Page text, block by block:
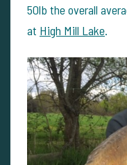
50lb the overall
at High Mill Lake.